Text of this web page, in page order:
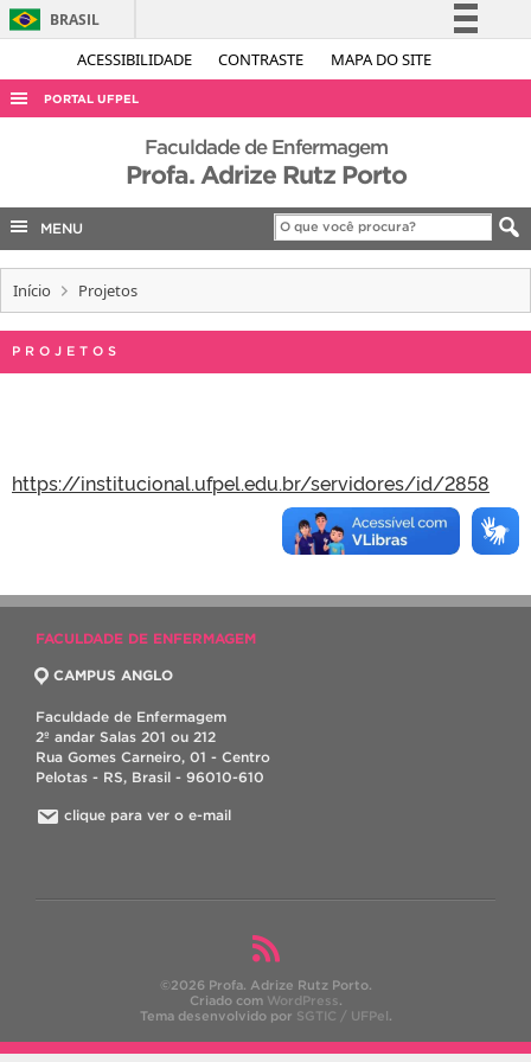
ACESSIBILIDADE CONTRASTE MAPA DO SITE
BRASIL
Simplifique!
Acesso à informação
Canais
PORTAL UFPEL
ACESSO À INFORMAÇÃO
EDITAIS
Faculdade de Enfermagem
Profa. Adrize Rutz Porto
MENU
Início Projetos
PROJETOS
https://institucional.ufpel.edu.br/servidores/id/2858
FACULDADE DE ENFERMAGEM
CAMPUS ANGLO
Faculdade de Enfermagem
2º andar Salas 201 ou 212
Rua Gomes Carneiro, 01 - Centro
Pelotas - RS, Brasil - 96010-610
clique para ver o e-mail
©2026 Profa. Adrize Rutz Porto.
Criado com WordPress.
Tema desenvolvido por SGTIC / UFPel.